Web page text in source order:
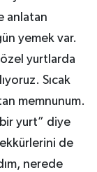
anlatan
yemek var.
yurtlarda
Sıcak
memnunum.
yurt” diye
de
nerede